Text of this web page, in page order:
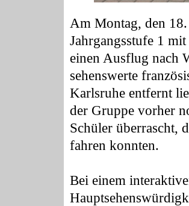
Am Montag, den
Jahrgangsstufe 1
einen Ausflug nach
sehenswerte
Karlsruhe entfernt
der Gruppe vorher
Schüler überrascht,
fahren konnten.
Bei einem